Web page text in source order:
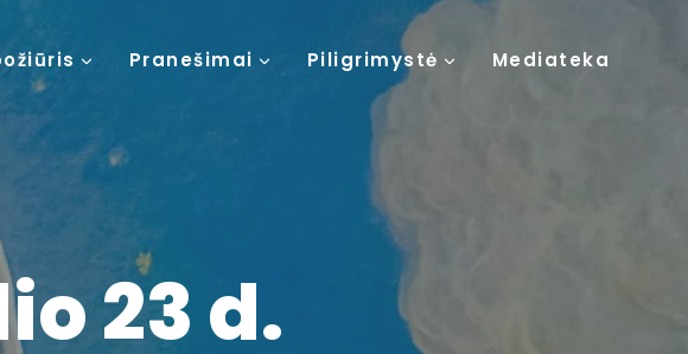
Pranešimai Piligrimystė Mediateka
23 d.